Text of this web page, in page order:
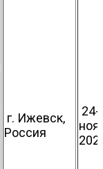
г. Ижевск,
Россия
24-